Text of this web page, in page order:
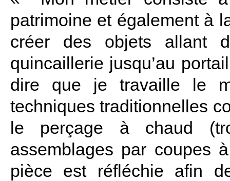
patrimoine et également à
créer des objets allant
quincaillerie jusqu’au
dire que je travaille le
techniques traditionnelles
le perçage à chaud
assemblages par coupes
pièce est réfléchie afin